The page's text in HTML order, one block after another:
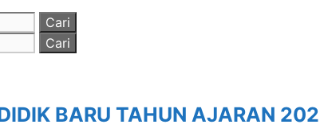
BARU TAHUN AJARAN